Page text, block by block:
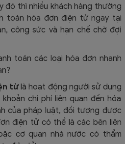
đó thì nhiều khách hàng thường
toán hóa đơn điện tử ngay tại
công sức và hạn chế chờ đợi
toán các loại hóa đơn nhanh
tửlà hoạt động người sử dụng
chi phí liên quan đến hóa
của pháp luật, đối tượng được
điện tử có thể là các bên liên
cơ quan nhà nước có thẩm